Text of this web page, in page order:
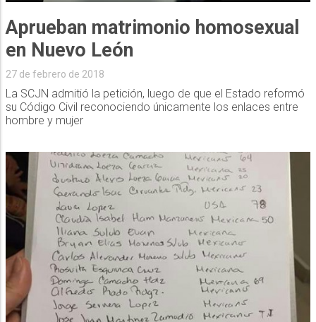
Aprueban matrimonio homosexual
en Nuevo León
27 de febrero de 2018
La SCJN admitió la petición, luego de que el Estado reformó
su Código Civil reconociendo únicamente los enlaces entre
hombre y mujer